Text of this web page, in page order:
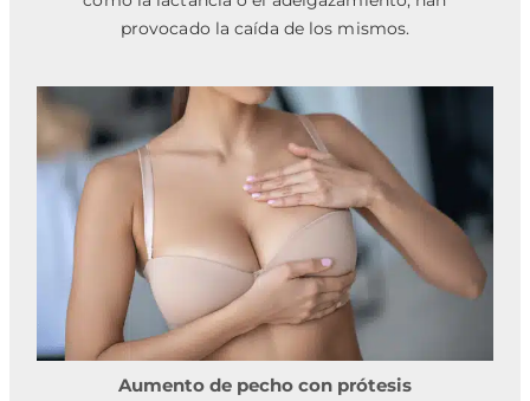
provocado la caída de los mismos.
Aumento de pecho con prótesis